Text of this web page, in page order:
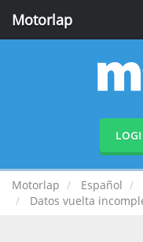
Motorlap
Motorlap Español
Datos vuelta